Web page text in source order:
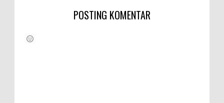
POSTING KOMENTAR